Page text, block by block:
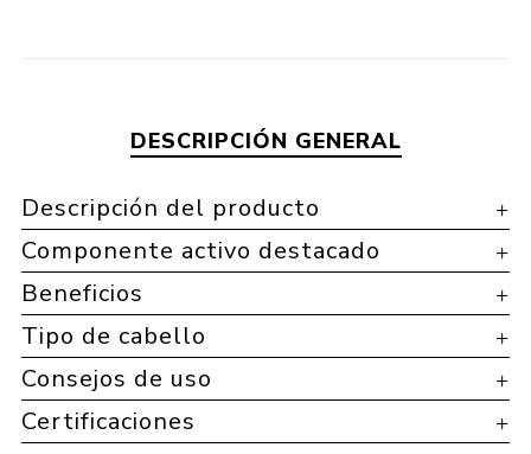
DESCRIPCIÓN GENERAL
Descripción del producto
Componente activo destacado
Beneficios
Tipo de cabello
Consejos de uso
Certificaciones